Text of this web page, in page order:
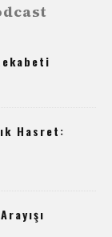
Hasret: